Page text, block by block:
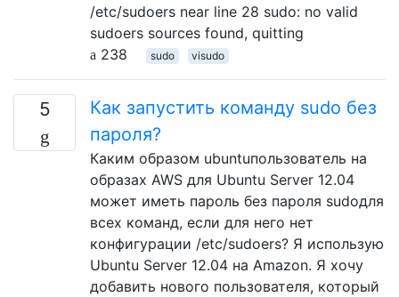
/etc/sudoers near line 28 sudo: no valid
sudoers sources found, quitting
238
sudo visudo
5
Как запустить команду sudo без
пароля?
Каким образом ubuntuпользователь на
образах AWS для Ubuntu Server 12.04
может иметь пароль без пароля sudoдля
всех команд, если для него нет
конфигурации /etc/sudoers? Я использую
Ubuntu Server 12.04 на Amazon. Я хочу
добавить нового пользователя, который